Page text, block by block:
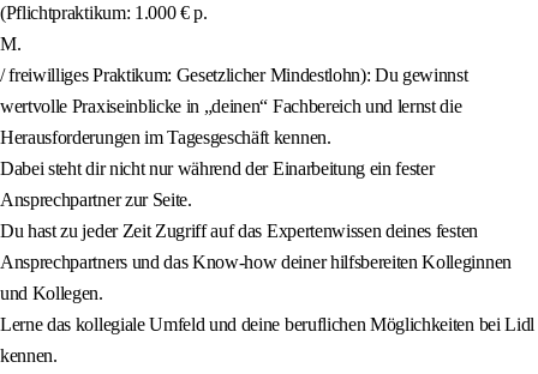
(Pflichtpraktikum: 1.000 € p.
M.
/ freiwilliges Praktikum: Gesetzlicher Mindestlohn): Du gewinnst
wertvolle Praxiseinblicke in „deinen“ Fachbereich und lernst die
Herausforderungen im Tagesgeschäft kennen.
Dabei steht dir nicht nur während der Einarbeitung ein fester
Ansprechpartner zur Seite.
Du hast zu jeder Zeit Zugriff auf das Expertenwissen deines festen
Ansprechpartners und das Know-how deiner hilfsbereiten Kolleginnen
und Kollegen.
Lerne das kollegiale Umfeld und deine beruflichen Möglichkeiten bei Lidl
kennen.